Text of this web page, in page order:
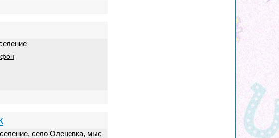
село Оленевка, мыс